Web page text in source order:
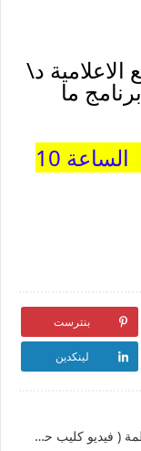
د\
ما
يوم الاربعاء 20\10\2021م الساعة 10
بنترست
لينكدين
https://youtu.be/nY8otkZqi10مؤمن - عظمة ( فيديو كليب حصري ) | 2021 | Music video 4k